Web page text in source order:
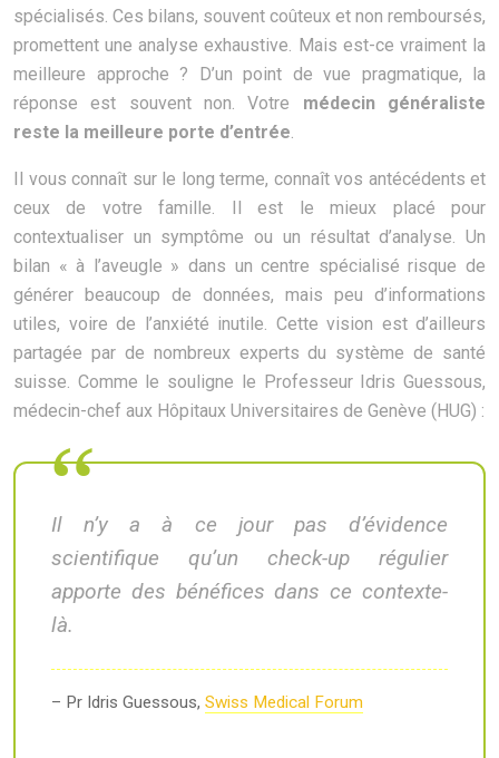
spécialisés. Ces bilans, souvent coûteux et non remboursés,
promettent une analyse exhaustive. Mais est-ce vraiment la
meilleure approche ? D’un point de vue pragmatique, la
réponse est souvent non. Votre médecin généraliste
reste la meilleure porte d’entrée.
Il vous connaît sur le long terme, connaît vos antécédents et
ceux de votre famille. Il est le mieux placé pour
contextualiser un symptôme ou un résultat d’analyse. Un
bilan « à l’aveugle » dans un centre spécialisé risque de
générer beaucoup de données, mais peu d’informations
utiles, voire de l’anxiété inutile. Cette vision est d’ailleurs
partagée par de nombreux experts du système de santé
suisse. Comme le souligne le Professeur Idris Guessous,
médecin-chef aux Hôpitaux Universitaires de Genève (HUG) :
Il n’y a à ce jour pas d’évidence
scientifique qu’un check-up régulier
apporte des bénéfices dans ce contexte-
là.
– Pr Idris Guessous, Swiss Medical Forum